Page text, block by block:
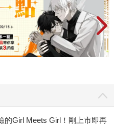
Girl Meets Girl！剛上市即再